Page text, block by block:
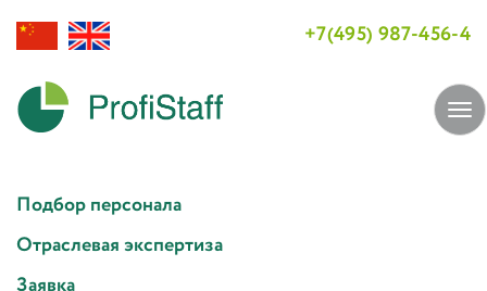
+7(495) 987-456-4
Подбор персонала
Отраслевая экспертиза
Заявка